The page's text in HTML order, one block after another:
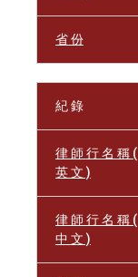
省 份
紀 錄
律 師 行 名 稱 (
英 文 )
律 師 行 名 稱 (
中 文 )